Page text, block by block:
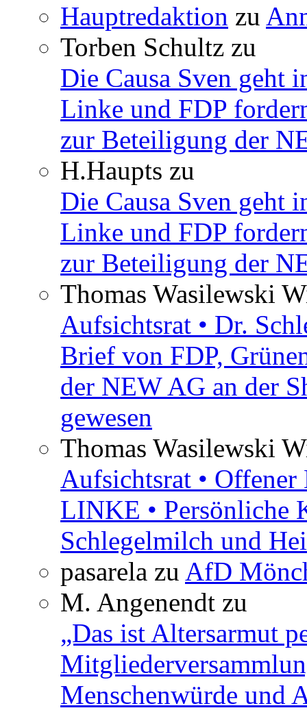
Hauptredaktion zu
Torben Schultz zu
Die Causa Sven geht
Linke und FDP
zur Beteiligung der
H.Haupts zu
Die Causa Sven geht
Linke und FDP
zur Beteiligung der
Thomas Wasilewski
Aufsichtsrat • Dr.
Brief von FDP,
der NEW AG an der
gewesen
Thomas Wasilewski
Aufsichtsrat •
LINKE • Persönliche
Schlegelmilch und
pasarela zu AfD
M. Angenendt zu
„Das ist Altersarmut
Menschenwürde und